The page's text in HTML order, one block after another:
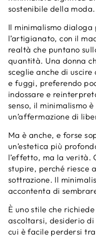
sostenibile della moda.
Il minimalismo
l’artigianato, con il
realtà che puntano
quantità. Una donna
sceglie anche di
e fuggi, preferendo
indossare e
senso, il minimalismo
un’affermazione di
Ma è anche, e forse
un’estetica più
l’effetto, ma la verità.
stupire, perché riesce
sottrazione. Il
accontenta di
È uno stile che
ascoltarsi, desiderio
cui è facile perdersi